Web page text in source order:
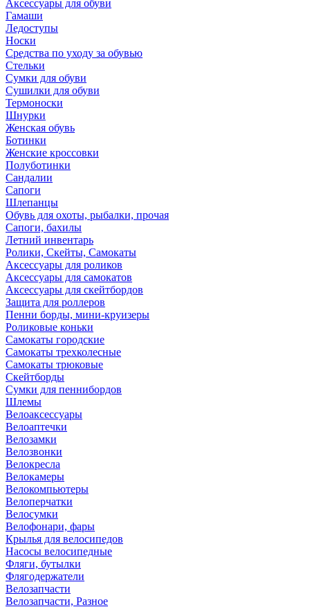
Аксессуары для обуви
Гамаши
Ледоступы
Носки
Средства по уходу за обувью
Стельки
Сумки для обуви
Сушилки для обуви
Термоноски
Шнурки
Женская обувь
Ботинки
Женские кроссовки
Полуботинки
Сандалии
Сапоги
Шлепанцы
Обувь для охоты, рыбалки, прочая
Сапоги, бахилы
Летний инвентарь
Ролики, Скейты, Самокаты
Аксессуары для роликов
Аксессуары для самокатов
Аксессуары для скейтбордов
Защита для роллеров
Пенни борды, мини-круизеры
Роликовые коньки
Самокаты городские
Самокаты трехколесные
Самокаты трюковые
Скейтборды
Сумки для пеннибордов
Шлемы
Велоаксессуары
Велоаптечки
Велозамки
Велозвонки
Велокресла
Велокамеры
Велокомпьютеры
Велоперчатки
Велосумки
Велофонари, фары
Крылья для велосипедов
Насосы велосипедные
Фляги, бутылки
Флягодержатели
Велозапчасти
Велозапчасти, Разное